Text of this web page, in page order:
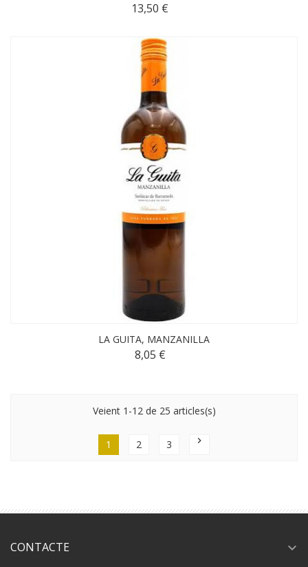
13,50 €
LA GUITA, MANZANILLA
8,05 €
Veient 1-12 de 25 articles(s)
1 2 3 chevron_right
CONTACTE expand_more